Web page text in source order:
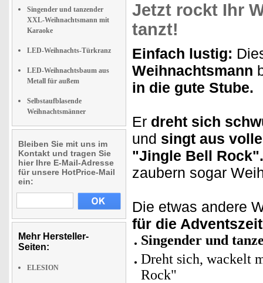
Singender und tanzender
XXL-Weihnachtsmann mit
Karaoke
LED-Weihnachts-Türkranz
LED-Weihnachtsbaum aus
Metall für außem
Selbstaufblasende
Weihnachtsmänner
Bleiben Sie mit uns im
Kontakt und tragen Sie
hier Ihre E-Mail-Adresse
für unsere HotPrice-Mail
ein:
Mehr Hersteller-
Seiten:
ELESION
Jetzt rockt Ihr
tanzt!
Einfach lustig:
Weihnachtsmann
in die gute Stube.
Er dreht sich
und singt aus
"Jingle Bell Rock".
zaubern sogar
Die etwas andere
für die
Singender und
Dreht sich, wackelt
Rock"